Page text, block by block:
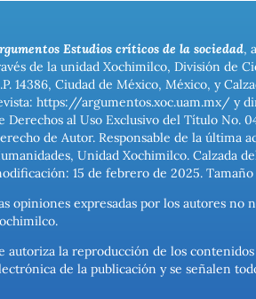
Estudios críticos de la sociedad,
de la unidad Xochimilco, División de
14386, Ciudad de México, México, y
https://argumentos.xoc.uam.mx/ y
Derechos al Uso Exclusivo del Título No.
de Autor. Responsable de la última
Unidad Xochimilco. Calzada
15 de febrero de 2025.
opiniones expresadas por los autores
autoriza la reproducción de los
de la publicación y se señalen